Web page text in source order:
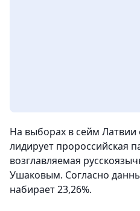
На выборах в сейм
лидирует пророссийская
возглавляемая
Ушаковым. Согласно
набирает 23,26%.